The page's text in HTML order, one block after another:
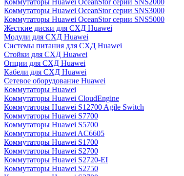
Коммутаторы Huawei OceanStor серии SNS2000
Коммутаторы Huawei OceanStor серии SNS3000
Коммутаторы Huawei OceanStor серии SNS5000
Жесткие диски для СХД Huawei
Модули для СХД Huawei
Системы питания для СХД Huawei
Стойки для СХД Huawei
Опции для СХД Huawei
Кабели для СХД Huawei
Сетевое оборудование Huawei
Коммутаторы Huawei
Коммутаторы Huawei CloudEngine
Коммутаторы Huawei S12700 Agile Switch
Коммутаторы Huawei S7700
Коммутаторы Huawei S5700
Коммутаторы Huawei AC6605
Коммутаторы Huawei S1700
Коммутаторы Huawei S2700
Коммутаторы Huawei S2720-EI
Коммутаторы Huawei S2750